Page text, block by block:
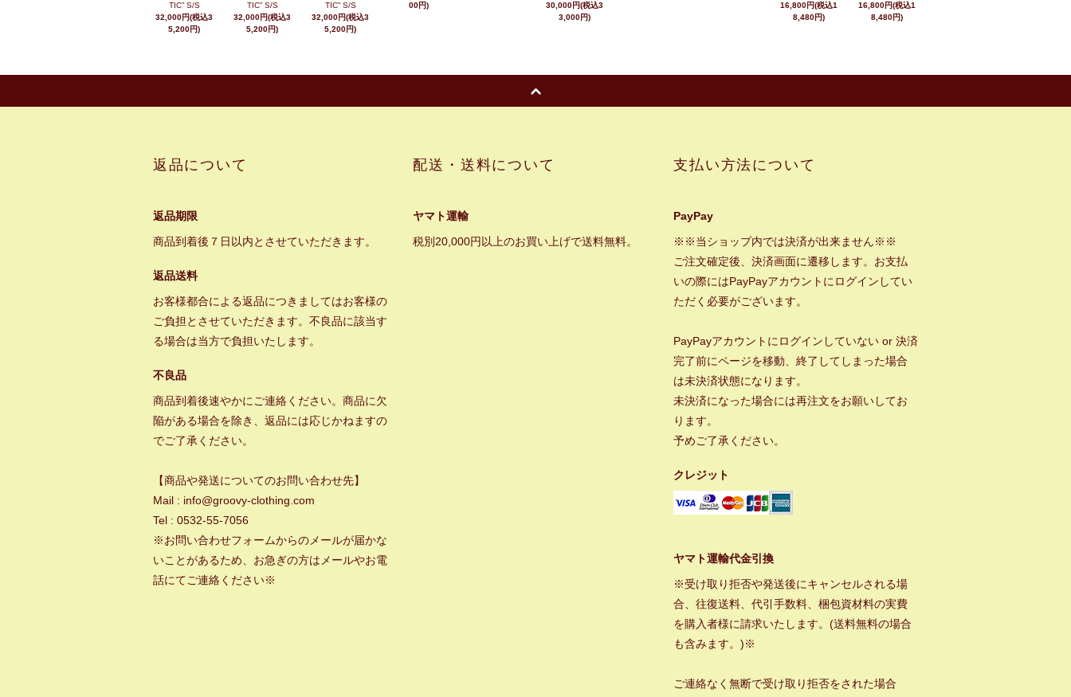
TIC” S/S
32,000円(税込3
5,200円)
TIC” S/S
32,000円(税込3
5,200円)
TIC” S/S
32,000円(税込3
5,200円)
00円)
30,000円(税込3
3,000円)
16,800円(税込1
8,480円)
16,800円(税込1
8,480円)
返品について
返品期限
商品到着後７日以内とさせていただきます。
返品送料
お客様都合による返品につきましてはお客様の
ご負担とさせていただきます。不良品に該当す
る場合は当方で負担いたします。
不良品
商品到着後速やかにご連絡ください。商品に欠
陥がある場合を除き、返品には応じかねますの
でご了承ください。
【商品や発送についてのお問い合わせ先】
Mail : info@groovy-clothing.com
Tel : 0532-55-7056
※お問い合わせフォームからのメールが届かな
いことがあるため、お急ぎの方はメールやお電
話にてご連絡ください※
配送・送料について
ヤマト運輸
税別20,000円以上のお買い上げで送料無料。
支払い方法について
PayPay
※※当ショップ内では決済が出来ません※※
ご注文確定後、決済画面に遷移します。お支払
いの際にはPayPayアカウントにログインしてい
ただく必要がございます。
PayPayアカウントにログインしていない or 決済
完了前にページを移動、終了してしまった場合
は未決済状態になります。
未決済になった場合には再注文をお願いしてお
ります。
予めご了承ください。
クレジット
ヤマト運輸代金引換
※受け取り拒否や発送後にキャンセルされる場
合、往復送料、代引手数料、梱包資材料の実費
を購入者様に請求いたします。(送料無料の場合
も含みます。)※
ご連絡なく無断で受け取り拒否をされた場合